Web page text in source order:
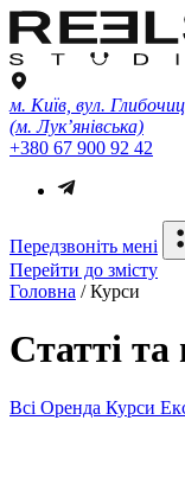
м. Київ, вул.
(м. Лук’янівська)
+380 67 900 92 42
Передзвоніть мені
Перейти до змісту
Головна / Курси
Статті
Всі Оренда Курси